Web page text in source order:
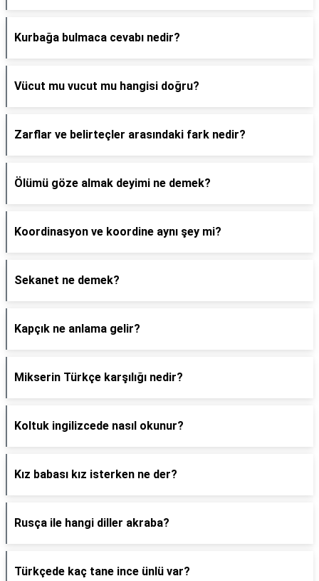
Kurbağa bulmaca cevabı nedir?
Vücut mu vucut mu hangisi doğru?
Zarflar ve belirteçler arasındaki fark nedir?
Ölümü göze almak deyimi ne demek?
Koordinasyon ve koordine aynı şey mi?
Sekanet ne demek?
Kapçık ne anlama gelir?
Mikserin Türkçe karşılığı nedir?
Koltuk ingilizcede nasıl okunur?
Kız babası kız isterken ne der?
Rusça ile hangi diller akraba?
Türkçede kaç tane ince ünlü var?